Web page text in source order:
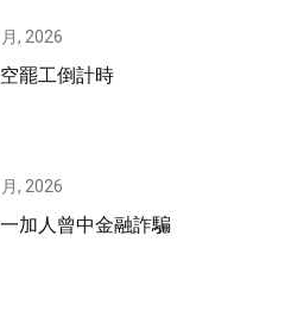
, 2026
罷工倒計時
, 2026
加人曾中金融詐騙